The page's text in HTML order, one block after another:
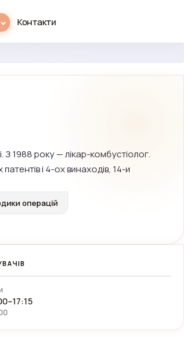
Контакти
З 1988 року — лікар-комбустіолог.
і 4-ох винаходів, 14-и
операцій